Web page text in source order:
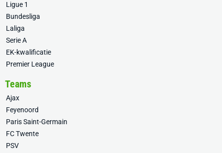
Ligue 1
Bundesliga
Laliga
Serie A
EK-kwalificatie
Premier League
Teams
Ajax
Feyenoord
Paris Saint-Germain
FC Twente
PSV